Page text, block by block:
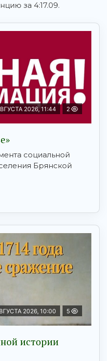
за 4:17.09.
2026, 11:44 2
социальной
Брянской
2026, 10:00 5
истории